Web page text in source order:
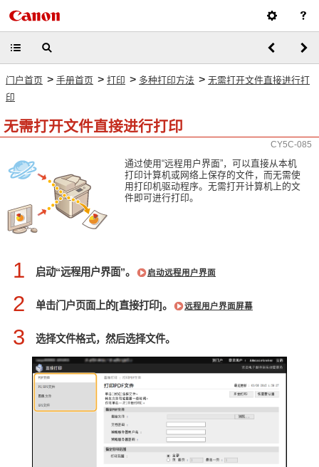
门户首页 > 手册首页 > 打印 > 多种打印方法 > 无需打开文件直接进行打
印
无需打开文件直接进行打印
CY5C-085
通过使用“远程用户界面”，可以直接从本机
打印计算机或网络上保存的文件，而无需使
用打印机驱动程序。无需打开计算机上的文
件即可进行打印。
1 启动“远程用户界面”。 启动远程用户界面
2 单击门户页面上的[直接打印]。 远程用户界面屏幕
3 选择文件格式，然后选择文件。